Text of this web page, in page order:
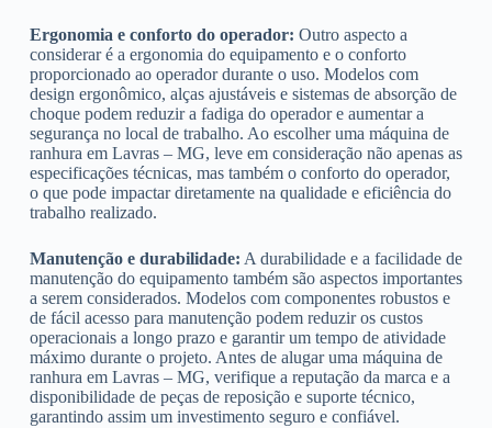
Ergonomia e conforto do operador: Outro aspecto a
considerar é a ergonomia do equipamento e o conforto
proporcionado ao operador durante o uso. Modelos com
design ergonômico, alças ajustáveis e sistemas de absorção de
choque podem reduzir a fadiga do operador e aumentar a
segurança no local de trabalho. Ao escolher uma máquina de
ranhura em Lavras – MG, leve em consideração não apenas as
especificações técnicas, mas também o conforto do operador,
o que pode impactar diretamente na qualidade e eficiência do
trabalho realizado.
Manutenção e durabilidade: A durabilidade e a facilidade de
manutenção do equipamento também são aspectos importantes
a serem considerados. Modelos com componentes robustos e
de fácil acesso para manutenção podem reduzir os custos
operacionais a longo prazo e garantir um tempo de atividade
máximo durante o projeto. Antes de alugar uma máquina de
ranhura em Lavras – MG, verifique a reputação da marca e a
disponibilidade de peças de reposição e suporte técnico,
garantindo assim um investimento seguro e confiável.